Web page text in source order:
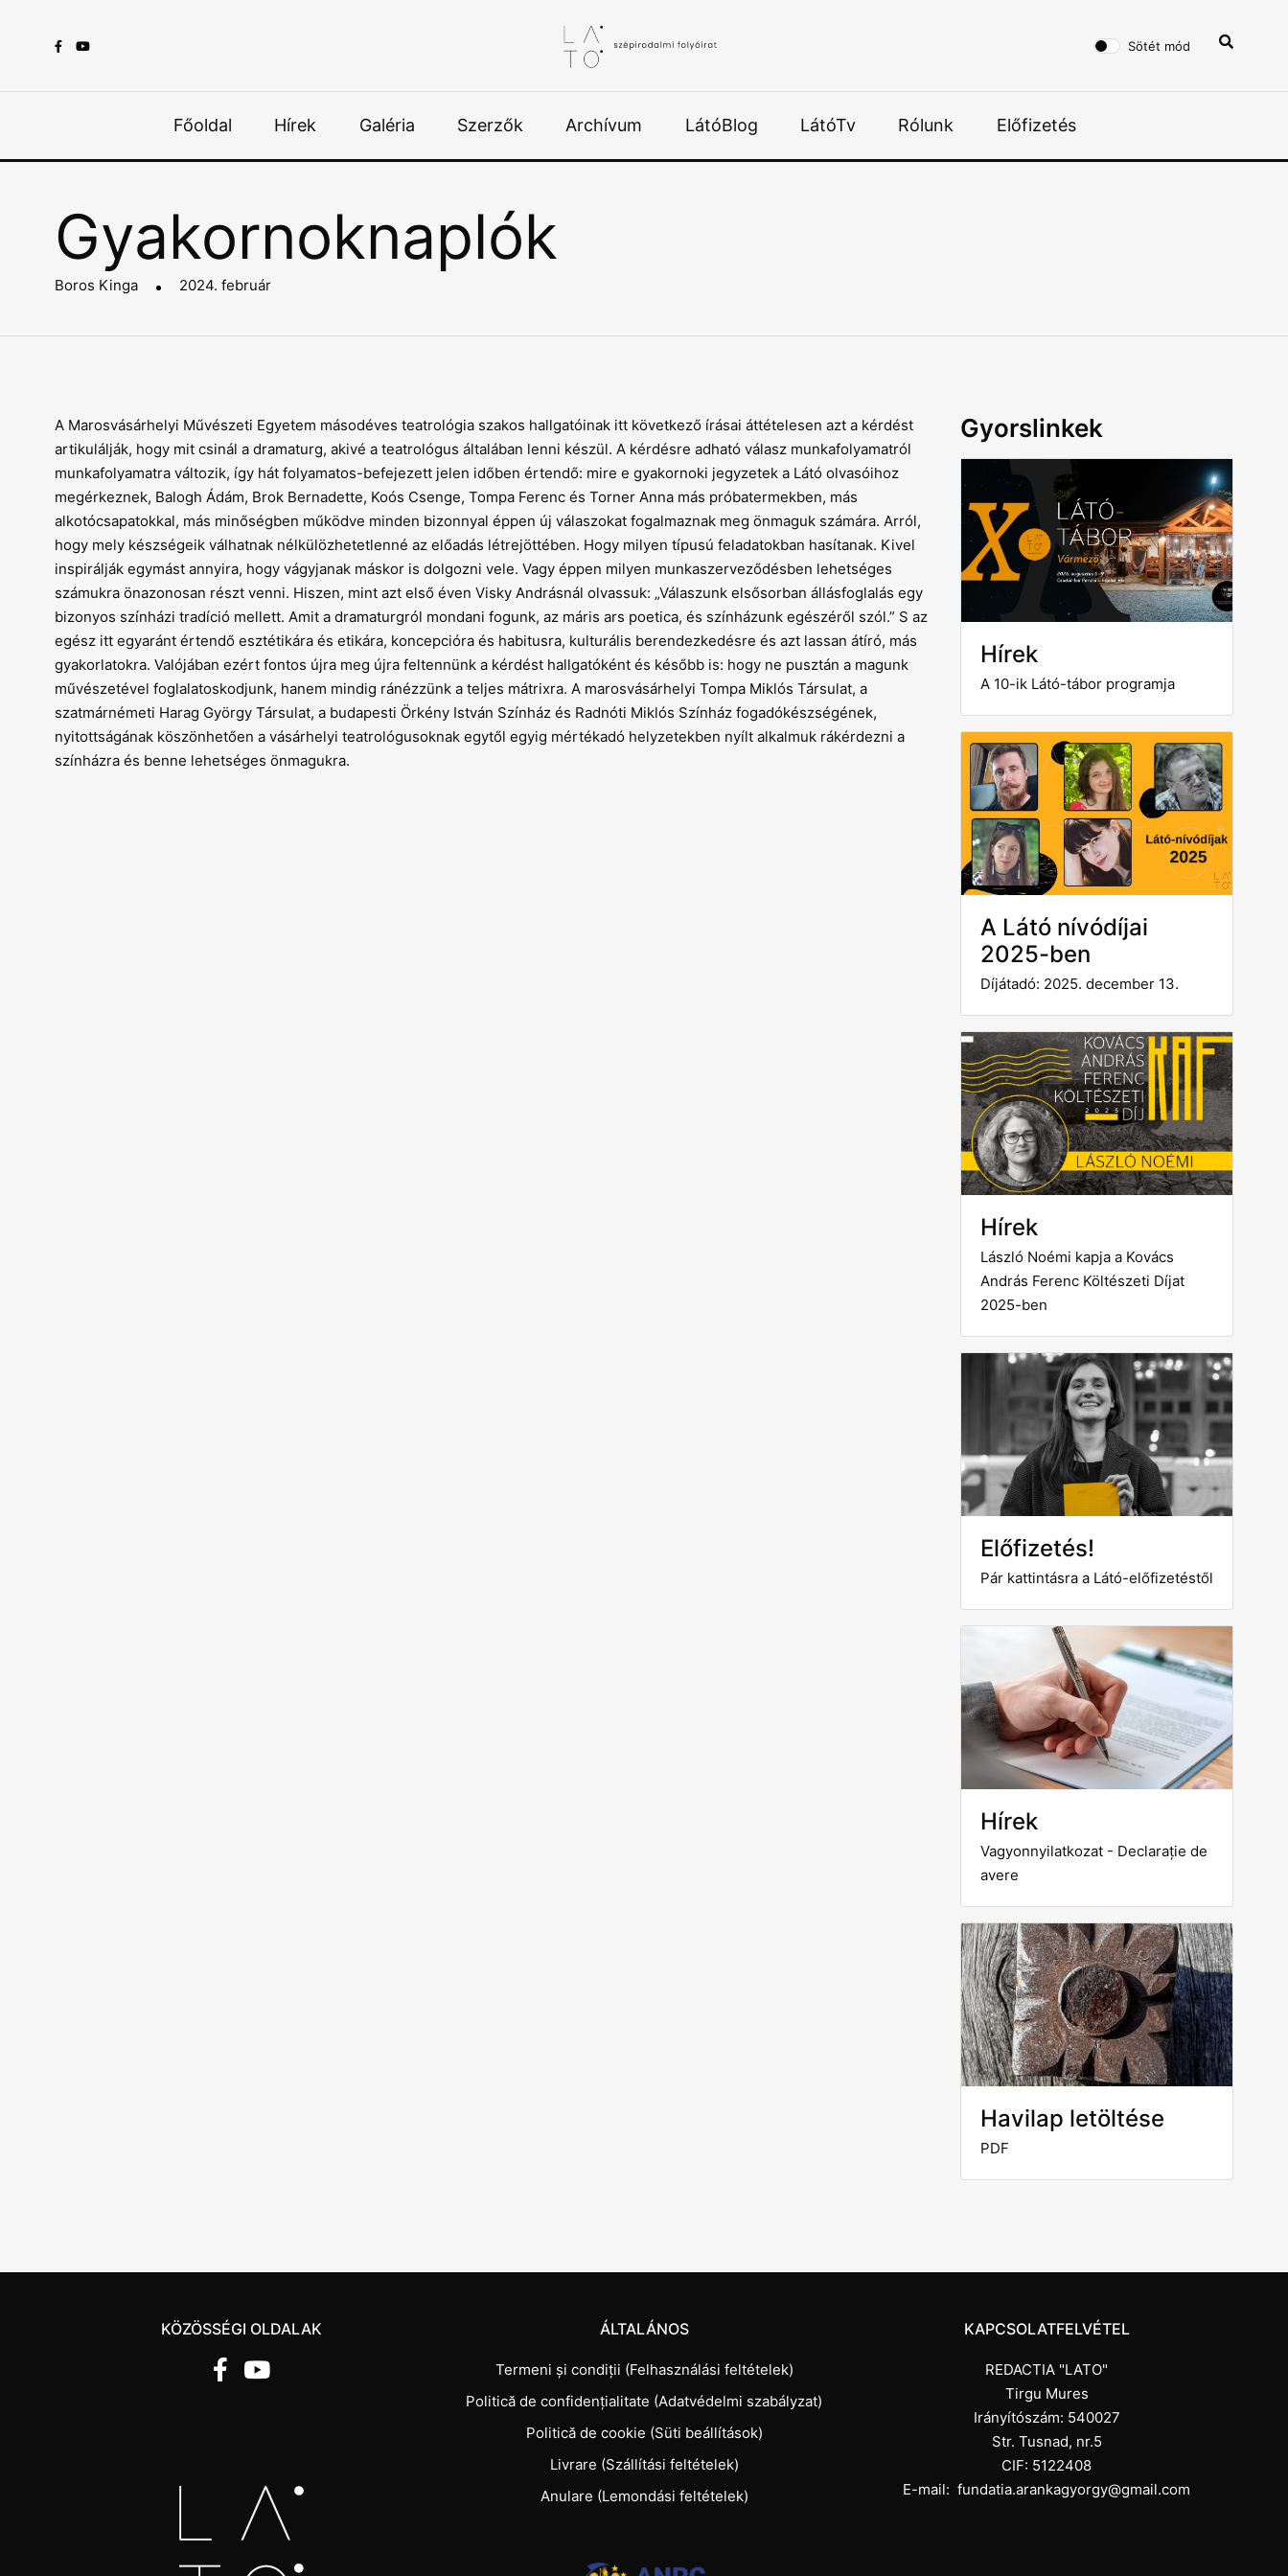
Sötét mód
Főoldal Hírek Galéria Szerzők Archívum LátóBlog LátóTv Rólunk Előfizetés
Gyakornoknaplók
Boros Kinga 2024. február
A Marosvásárhelyi Művészeti Egyetem másodéves teatrológia szakos hallgatóinak itt következő írásai áttételesen azt a kérdést
artikulálják, hogy mit csinál a dramaturg, akivé a teatrológus általában lenni készül. A kérdésre adható válasz munkafolyamatról
munkafolyamatra változik, így hát folyamatos-befejezett jelen időben értendő: mire e gyakornoki jegyzetek a Látó olvasóihoz
megérkeznek, Balogh Ádám, Brok Bernadette, Koós Csenge, Tompa Ferenc és Torner Anna más próbatermekben, más
alkotócsapatokkal, más minőségben működve minden bizonnyal éppen új válaszokat fogalmaznak meg önmaguk számára. Arról,
hogy mely készségeik válhatnak nélkülözhetetlenné az előadás létrejöttében. Hogy milyen típusú feladatokban hasítanak. Kivel
inspirálják egymást annyira, hogy vágyjanak máskor is dolgozni vele. Vagy éppen milyen munkaszerveződésben lehetséges
számukra önazonosan részt venni. Hiszen, mint azt első éven Visky Andrásnál olvassuk: „Válaszunk elsősorban állásfoglalás egy
bizonyos színházi tradíció mellett. Amit a dramaturgról mondani fogunk, az máris ars poetica, és színházunk egészéről szól.” S az
egész itt egyaránt értendő esztétikára és etikára, koncepcióra és habitusra, kulturális berendezkedésre és azt lassan átíró, más
gyakorlatokra. Valójában ezért fontos újra meg újra feltennünk a kérdést hallgatóként és később is: hogy ne pusztán a magunk
művészetével foglalatoskodjunk, hanem mindig ránézzünk a teljes mátrixra. A marosvásárhelyi Tompa Miklós Társulat, a
szatmárnémeti Harag György Társulat, a budapesti Örkény István Színház és Radnóti Miklós Színház fogadókészségének,
nyitottságának köszönhetően a vásárhelyi teatrológusoknak egytől egyig mértékadó helyzetekben nyílt alkalmuk rákérdezni a
színházra és benne lehetséges önmagukra.
Gyorslinkek
Hírek
A 10-ik Látó-tábor programja
A Látó nívódíjai
2025-ben
Díjátadó: 2025. december 13.
Hírek
László Noémi kapja a Kovács
András Ferenc Költészeti Díjat
2025-ben
Előfizetés!
Pár kattintásra a Látó-előfizetéstől
Hírek
Vagyonnyilatkozat - Declarație de
avere
Havilap letöltése
PDF
KÖZÖSSÉGI OLDALAK ÁLTALÁNOS
Termeni și condiții (Felhasználási feltételek)
Politică de confidențialitate (Adatvédelmi szabályzat)
Politică de cookie (Süti beállítások)
Livrare (Szállítási feltételek)
Anulare (Lemondási feltételek)
KAPCSOLATFELVÉTEL
REDACTIA "LATO"
Tirgu Mures
Irányítószám: 540027
Str. Tusnad, nr.5
CIF: 5122408
E-mail: fundatia.arankagyorgy@gmail.com